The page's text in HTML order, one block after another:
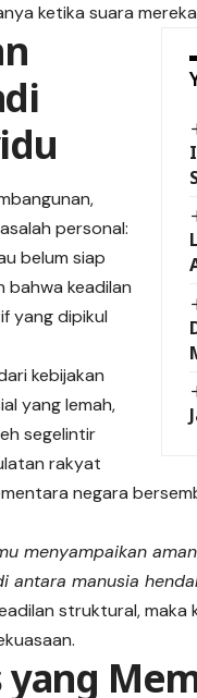
ketika suara
personal:
belum siap
bahwa keadilan
yang dipikul
kebijakan
yang lemah,
segelintir
rakyat
negara
menyampaikan
antara manusia
struktural,
yang